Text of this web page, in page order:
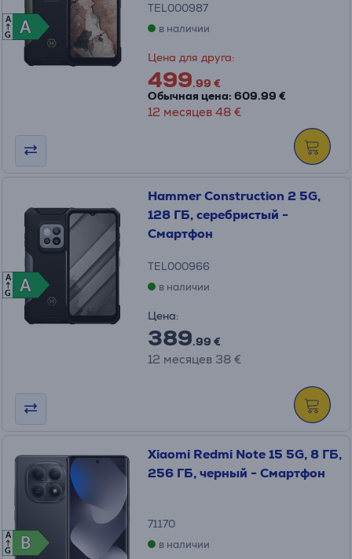
A
A
A
G
TEL000987
в наличии
Цена для друга:
499.99 €
Обычная цена: 609.99 €
12 месяцев 48 €
A
A
A
G
Hammer Construction 2 5G,
128 ГБ, серебристый -
Смартфон
TEL000966
в наличии
Цена:
389.99 €
12 месяцев 38 €
B
B
A
G
Xiaomi Redmi Note 15 5G, 8 ГБ,
256 ГБ, черный - Смартфон
71170
в наличии